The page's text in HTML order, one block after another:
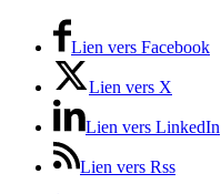
Lien vers Facebook
Lien vers X
Lien vers LinkedIn
Lien vers Rss